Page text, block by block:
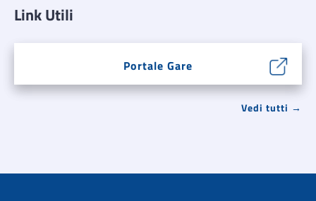
Link Utili
Portale Gare
Vedi tutti →